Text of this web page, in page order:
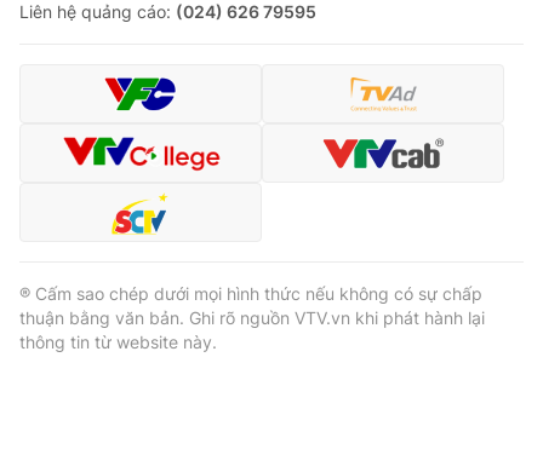
® Cấm sao chép dưới mọi hình thức nếu không có sự chấp
thông tin từ website này.
Liên hệ quảng cáo: (024) 626 79595
® Cấm sao chép dưới mọi hình thức nếu không có sự chấp
thuận bằng văn bản. Ghi rõ nguồn VTV.vn khi phát hành lại
thông tin từ website này.